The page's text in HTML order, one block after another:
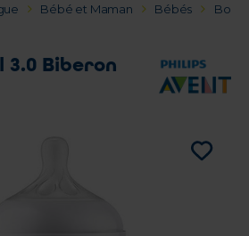
Bébé et Maman Bébés
Biberon